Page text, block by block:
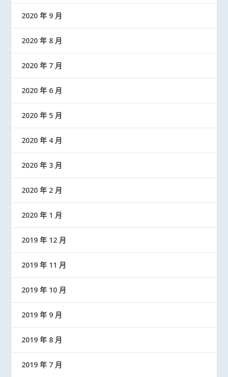
2020 年 9 月
2020 年 8 月
2020 年 7 月
2020 年 6 月
2020 年 5 月
2020 年 4 月
2020 年 3 月
2020 年 2 月
2020 年 1 月
2019 年 12 月
2019 年 11 月
2019 年 10 月
2019 年 9 月
2019 年 8 月
2019 年 7 月